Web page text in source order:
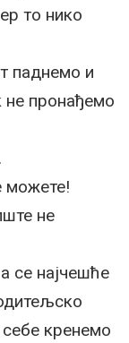
то нико
паднемо и
пронађемо
можете!
не
се најчешће
кренемо